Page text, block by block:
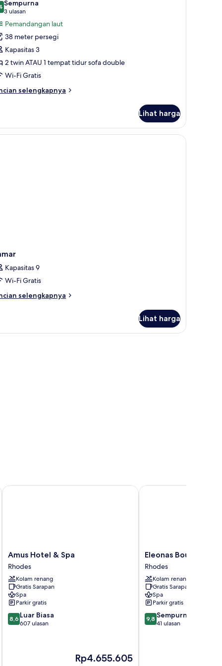
dari 10
Sempurna
3 ulasan
(3
ulasan)
Pemandangan laut
38 meter persegi
Kapasitas 3
2 twin ATAU 1 tempat tidur sofa double
Wi-Fi Gratis
selengkapnya
Lihat harga
Kapasitas 9
Wi-Fi Gratis
selengkapnya
Lihat harga
Amus
Hotel
&
Spa
Rhodes
Amus Hotel & Spa
Rhodes
Kolam renang
Gratis Sarapan
Spa
Parkir gratis
8.6
dari
8,6 Luar Biasa
607 ulasan
Harga
Rp4.655.605
Amus Hotel & Spa
Eleonas
Boutique
Hotel
&
Spa
Rhodes
Eleonas Boutique
Rhodes
Kolam renang
Gratis Sarapan
Spa
Parkir gratis
9.8
dari
9,8 Sempurna
41 ulasan
Eleonas Boutique